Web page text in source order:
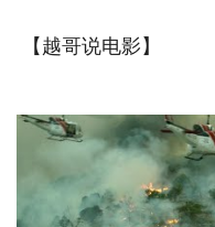
【越哥说电影】